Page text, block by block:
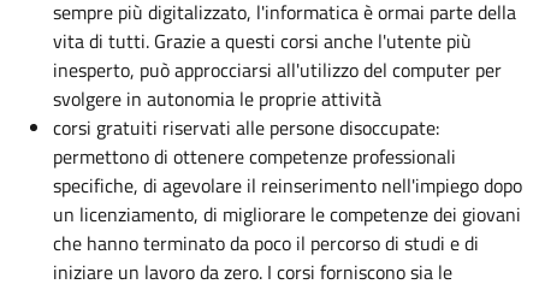
sempre più digitalizzato, l'informatica è ormai parte della
vita di tutti. Grazie a questi corsi anche l'utente più
inesperto, può approcciarsi all'utilizzo del computer per
svolgere in autonomia le proprie attività
corsi gratuiti riservati alle persone disoccupate:
permettono di ottenere competenze professionali
specifiche, di agevolare il reinserimento nell'impiego dopo
un licenziamento, di migliorare le competenze dei giovani
che hanno terminato da poco il percorso di studi e di
iniziare un lavoro da zero. I corsi forniscono sia le